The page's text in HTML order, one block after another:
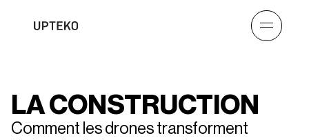
LA CONSTRUCTION
Comment les drones transforment